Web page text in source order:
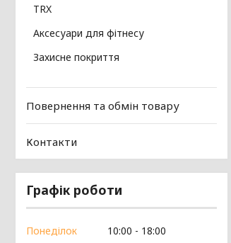
TRX
Аксесуари для фітнесу
Захисне покриття
Повернення та обмін товару
Контакти
Графік роботи
Понеділок 10:00
18:00